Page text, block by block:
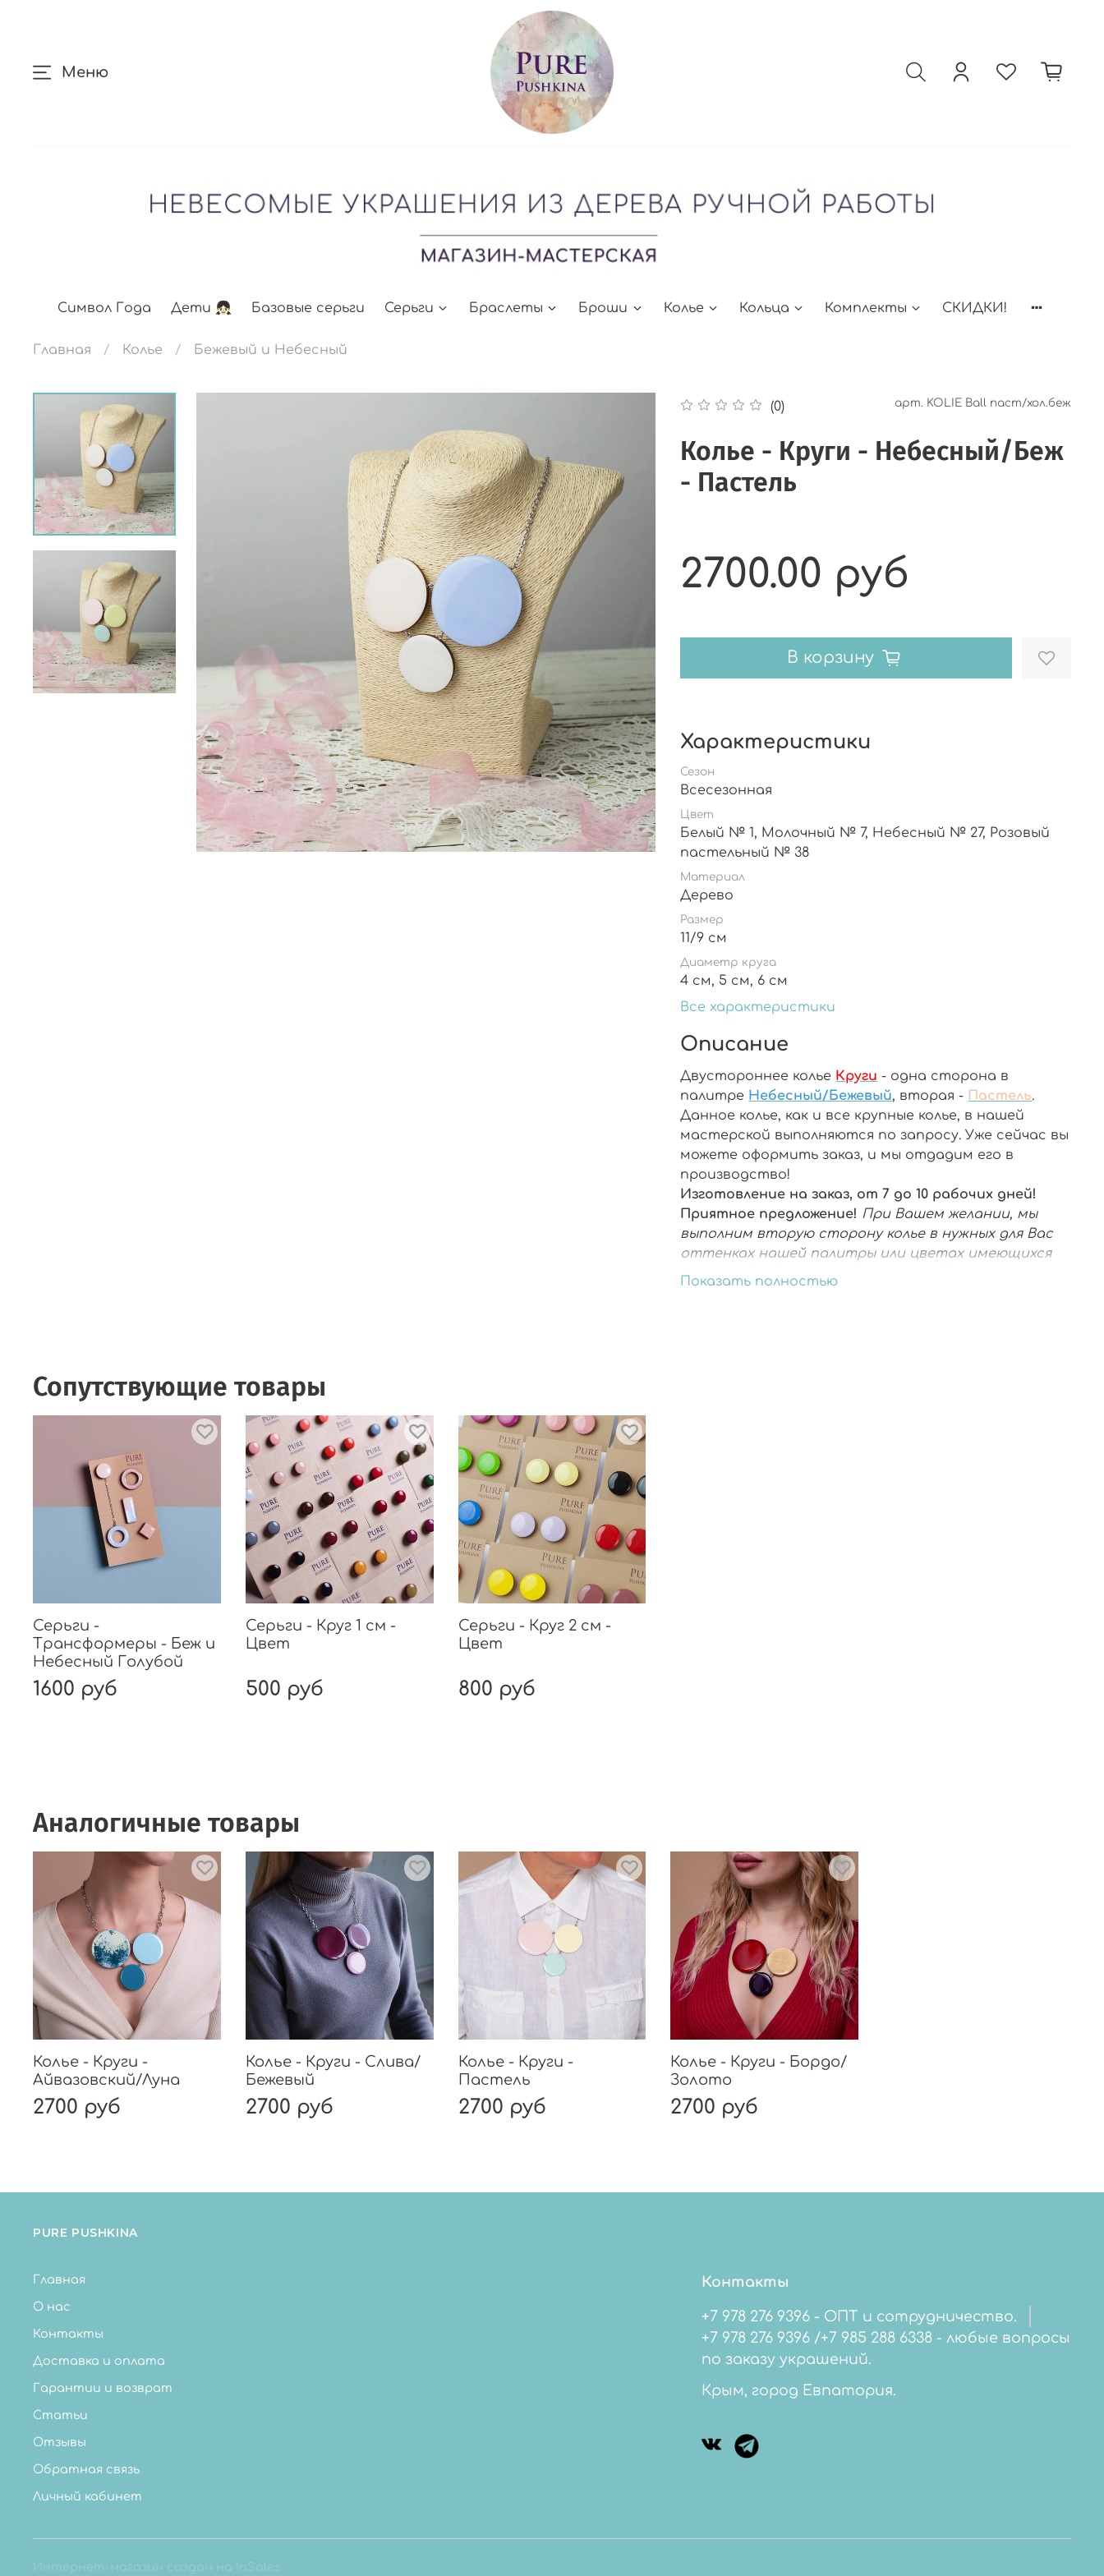
Меню
Символ Года Дети 👧🏻 Базовые серьги Серьги Браслеты Броши Колье Кольца Комплекты СКИДКИ!
Главная Колье Бежевый и Небесный
(0) арт. KOLIE Ball паст/хол.беж
Колье - Круги - Небесный/Беж
- Пастель
2700.00 руб
В корзину
Характеристики
Сезон
Всесезонная
Цвет
Белый № 1, Молочный № 7, Небесный № 27, Розовый
пастельный № 38
Материал
Дерево
Размер
11/9 см
Диаметр круга
4 см, 5 см, 6 см
Все характеристики
Описание
Двустороннее колье Круги - одна сторона в
палитре Небесный/Бежевый, вторая - Пастель.
Данное колье, как и все крупные колье, в нашей
мастерской выполняются по запросу. Уже сейчас вы
можете оформить заказ, и мы отдадим его в
производство!
Изготовление на заказ, от 7 до 10 рабочих дней!
Приятное предложение! При Вашем желании, мы
выполним вторую сторону колье в нужных для Вас
оттенках нашей палитры или цветах имеющихся
коллекций, абсолютно бесплатно! Пишите
Показать полностью
Сопутствующие товары
Серьги -
Трансформеры - Беж и
Небесный Голубой
1600 руб
Серьги - Круг 1 см -
Цвет
500 руб
Серьги - Круг 2 см -
Цвет
800 руб
Аналогичные товары
Колье - Круги -
Айвазовский/Луна
2700 руб
Колье - Круги - Слива/
Бежевый
2700 руб
Колье - Круги -
Пастель
2700 руб
Колье - Круги - Бордо/
Золото
2700 руб
PURE PUSHKINA
Главная
О нас
Контакты
Доставка и оплата
Гарантии и возврат
Статьи
Отзывы
Обратная связь
Личный кабинет
Контакты
+7 978 276 9396 - ОПТ и сотрудничество.
+7 978 276 9396 /+7 985 288 6338 - любые вопросы
по заказу украшений.
Крым, город Евпатория.
Интернет-магазин создан на InSales